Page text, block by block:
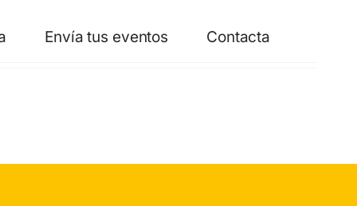
Envía tus eventos Contacta